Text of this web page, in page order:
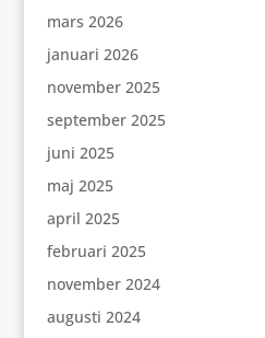
mars 2026
januari 2026
november 2025
september 2025
juni 2025
maj 2025
april 2025
februari 2025
november 2024
augusti 2024